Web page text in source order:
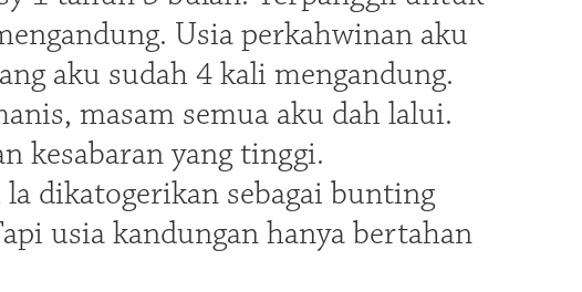
Usia perkahwinan aku
aku sudah 4 kali mengandung.
masam semua aku dah lalui.
kesabaran yang tinggi.
dikatogerikan sebagai bunting
usia kandungan hanya bertahan